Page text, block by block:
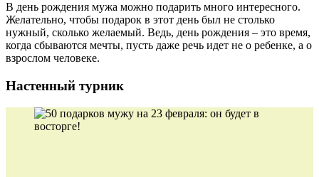
В день рождения мужа можно подарить много интересного.
Желательно, чтобы подарок в этот день был не столько
нужный, сколько желаемый. Ведь, день рождения – это время,
когда сбываются мечты, пусть даже речь идет не о ребенке, а о
взрослом человеке.
Настенный турник